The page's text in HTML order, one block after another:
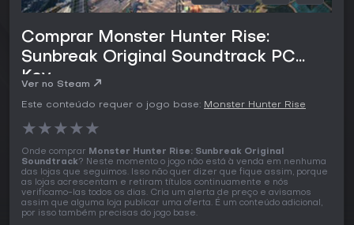
Comprar Monster Hunter Rise:
Sunbreak Original Soundtrack PC
Key
Ver no Steam
Este conteúdo requer o jogo base: Monster Hunter Rise
★★★★★
Onde comprar Monster Hunter Rise: Sunbreak Original
Soundtrack? Neste momento o jogo não está à venda em nenhuma
das lojas que seguimos. Isso não quer dizer que fique assim, porque
as lojas acrescentam e retiram títulos continuamente e nós
verificamo-las todos os dias. Cria um alerta de preço e avisamos
assim que alguma loja publicar uma oferta. É um conteúdo adicional,
por isso também precisas do jogo base.